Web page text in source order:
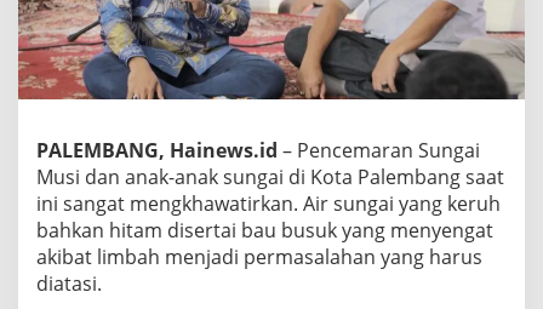
PALEMBANG, Hainews.id – Pencemaran Sungai
Musi dan anak-anak sungai di Kota Palembang saat
ini sangat mengkhawatirkan. Air sungai yang keruh
bahkan hitam disertai bau busuk yang menyengat
akibat limbah menjadi permasalahan yang harus
diatasi.